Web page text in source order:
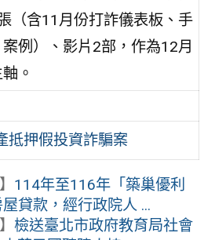
（含11月份打詐儀表板、手
例）、影片2部，作為12月
。
抵押假投資詐騙案
114年至116年「築巢優利
貸款，經行政院人 ...
檢送臺北市政府教育局社會